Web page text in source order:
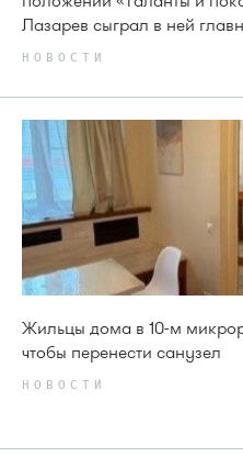
Лазарев сыграл в ней
НОВОСТИ
Жильцы дома в 10-м
чтобы перенести санузел
НОВОСТИ